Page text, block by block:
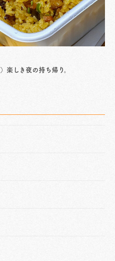
しき夜の持ち帰り。